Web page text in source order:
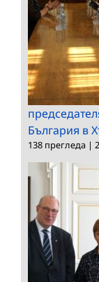
България в
138 прегледа |